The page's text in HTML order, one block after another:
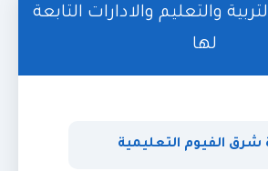
والتعليم والادارات التابعة
لها
شرق الفيوم التعليمية